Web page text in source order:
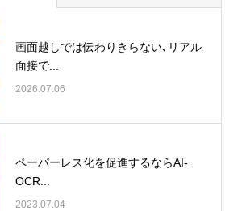
画面越しでは伝わりきらない､リアル
面接で...
2026.07.06
ペーパーレス化を促進するならAI-
OCR...
2023.07.04